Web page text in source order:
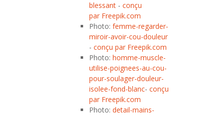
blessant - conçu
par Freepik.com
Photo: femme-regarder-
miroir-avoir-cou-douleur
- conçu par Freepik.com
Photo: homme-muscle-
utilise-poignees-au-cou-
pour-soulager-douleur-
isolee-fond-blanc- conçu
par Freepik.com
Photo: detail-mains-